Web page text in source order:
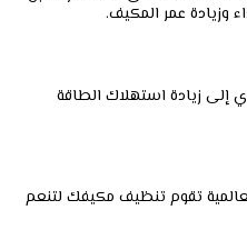
وزيادة عمر المكيف.
إلى زيادة استهلاك الطاقة
تقوم تنظيف مكيفك لتنعم